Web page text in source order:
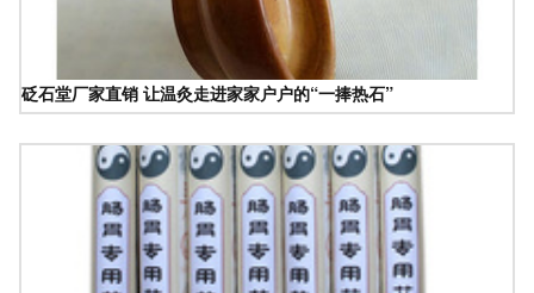
砭石堂厂家直销 让温灸走进家家户户的“一捧热石”